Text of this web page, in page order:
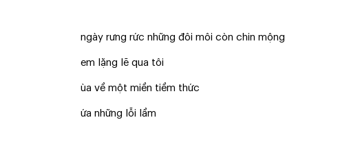
ngày rưng rức những đôi môi còn chin mộng
em lặng lẽ qua tôi
ùa về một miền tiềm thức
ứa những lỗi lầm